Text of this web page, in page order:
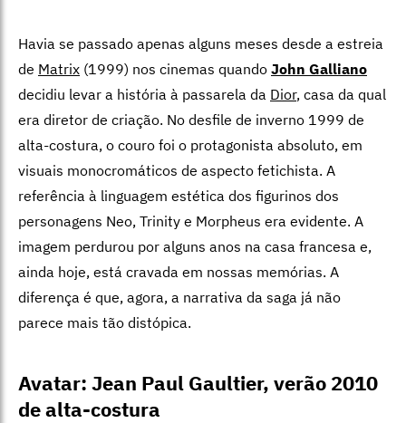
Havia se passado apenas alguns meses desde a estreia
de Matrix (1999) nos cinemas quando John Galliano
decidiu levar a história à passarela da Dior, casa da qual
era diretor de criação. No desfile de inverno 1999 de
alta-costura, o couro foi o protagonista absoluto, em
visuais monocromáticos de aspecto fetichista. A
referência à linguagem estética dos figurinos dos
personagens Neo, Trinity e Morpheus era evidente. A
imagem perdurou por alguns anos na casa francesa e,
ainda hoje, está cravada em nossas memórias. A
diferença é que, agora, a narrativa da saga já não
parece mais tão distópica.
Avatar: Jean Paul Gaultier, verão 2010
de alta-costura